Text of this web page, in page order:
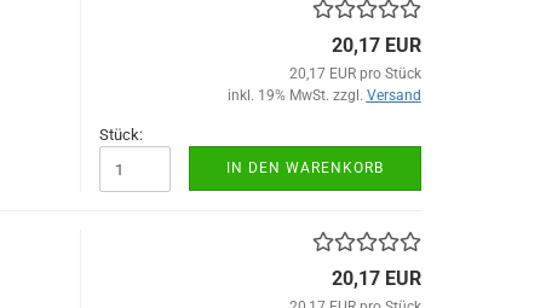
20,17 EUR
20,17 EUR pro Stück
inkl. 19% MwSt. zzgl. Versand
Stück:
IN DEN WARENKORB
20,17 EUR